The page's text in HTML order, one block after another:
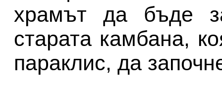
храмът да бъде
старата камбана,
параклис, да